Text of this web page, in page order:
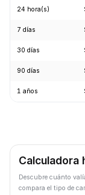
24 hora(s)
7 días
30 días
90 días
1 años
Calculadora
Descubre cuánto
compara el tipo de